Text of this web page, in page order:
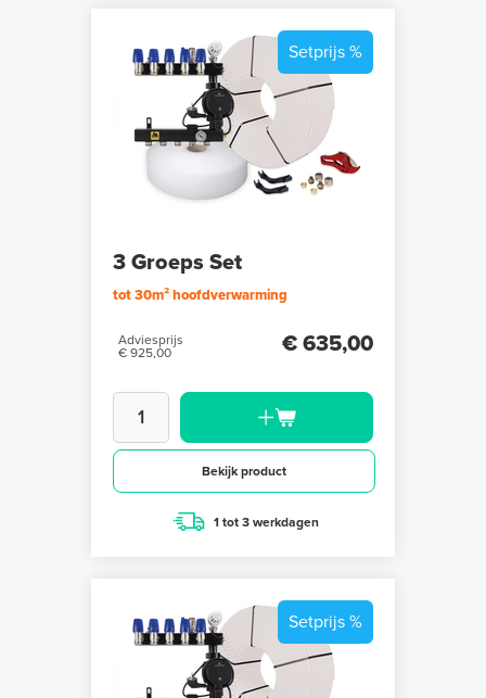
Setprijs %
3 Groeps Set
tot 30m² hoofdverwarming
Adviesprijs
€ 925,00
€ 635,00
Bekijk product
1 tot 3 werkdagen
Setprijs %